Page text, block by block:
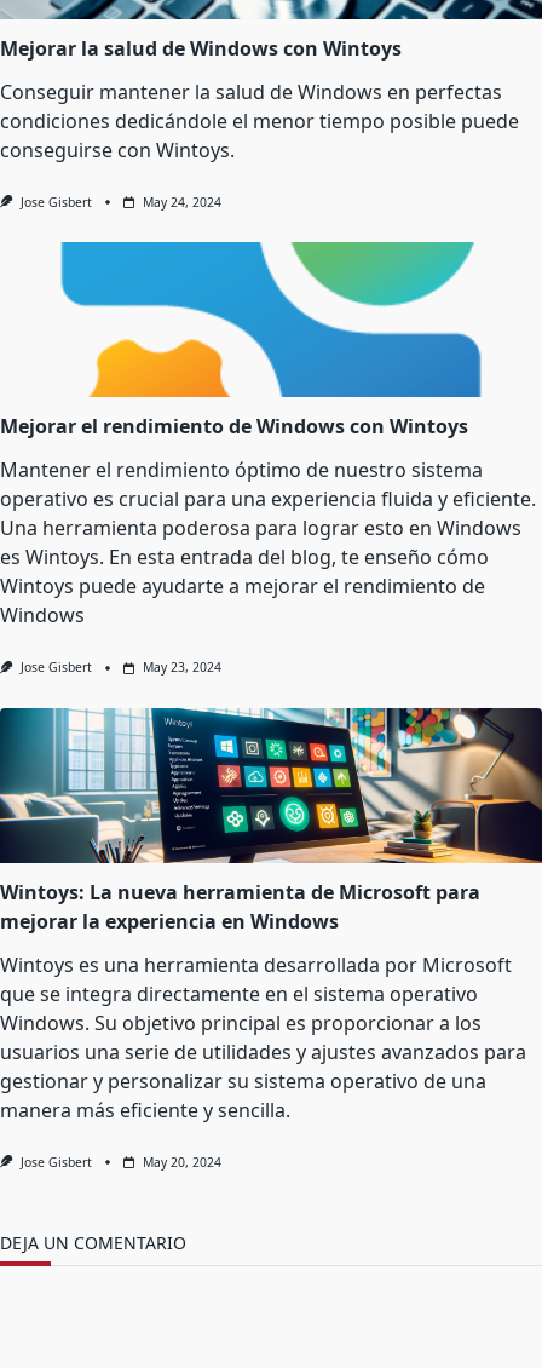
Mejorar la salud de Windows con Wintoys
Conseguir mantener la salud de Windows en perfectas
condiciones dedicándole el menor tiempo posible puede
conseguirse con Wintoys.
Jose Gisbert May 24, 2024
Mejorar el rendimiento de Windows con Wintoys
Mantener el rendimiento óptimo de nuestro sistema
operativo es crucial para una experiencia fluida y eficiente.
Una herramienta poderosa para lograr esto en Windows
es Wintoys. En esta entrada del blog, te enseño cómo
Wintoys puede ayudarte a mejorar el rendimiento de
Windows
Jose Gisbert May 23, 2024
Wintoys: La nueva herramienta de Microsoft para
mejorar la experiencia en Windows
Wintoys es una herramienta desarrollada por Microsoft
que se integra directamente en el sistema operativo
Windows. Su objetivo principal es proporcionar a los
usuarios una serie de utilidades y ajustes avanzados para
gestionar y personalizar su sistema operativo de una
manera más eficiente y sencilla.
Jose Gisbert May 20, 2024
DEJA UN COMENTARIO